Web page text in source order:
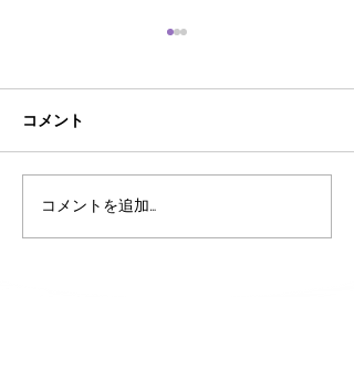
AI時代におけるあそびの
大切さ
コメント
コメントを追加…